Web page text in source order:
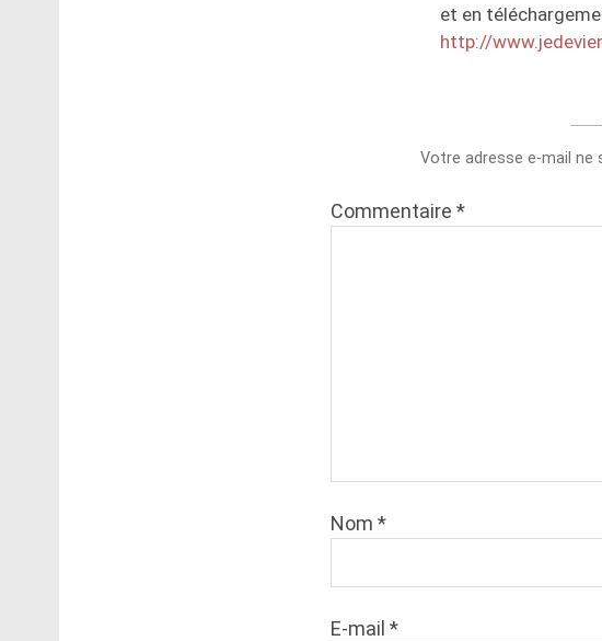
et en
http://
Votre adresse e-mail ne
Commentaire *
Nom *
E-mail *